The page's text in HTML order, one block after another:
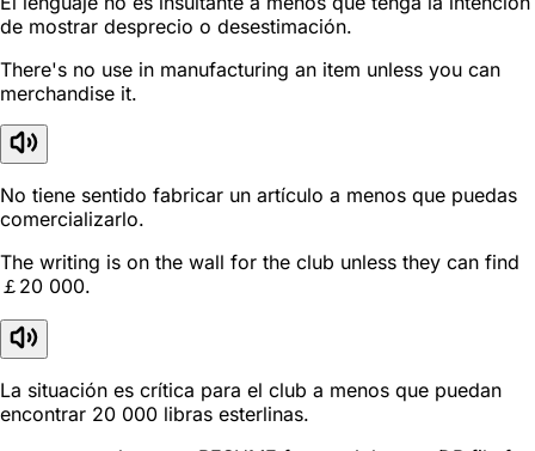
de mostrar desprecio o desestimación.
There's no use in manufacturing an item unless you can
merchandise it.
No tiene sentido fabricar un artículo a menos que puedas
comercializarlo.
The writing is on the wall for the club unless they can find
￡20 000.
La situación es crítica para el club a menos que puedan
encontrar 20 000 libras esterlinas.